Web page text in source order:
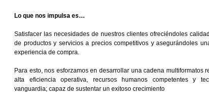
Lo que nos impulsa es…
Satisfacer las necesidades de nuestros clientes ofreciéndoles
de productos y servicios a precios competitivos y asegurándoles
experiencia de compra.
Para esto, nos esforzamos en desarrollar una cadena multiformatos
alta eficiencia operativa, recursos humanos competentes y
vanguardia; capaz de sustentar un exitoso crecimiento